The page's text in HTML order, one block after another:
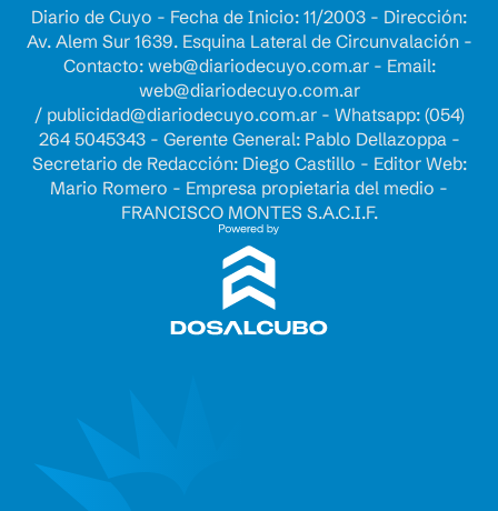
Diario de Cuyo - Fecha de Inicio: 11/2003 - Dirección:
Av. Alem Sur 1639. Esquina Lateral de Circunvalación -
Contacto: web@diariodecuyo.com.ar- Email:
web@diariodecuyo.com.ar
/ publicidad@diariodecuyo.com.ar- Whatsapp: (054)
264 5045343 - Gerente General: Pablo Dellazoppa -
Secretario de Redacción: Diego Castillo - Editor Web:
Mario Romero - Empresa propietaria del medio -
FRANCISCO MONTES S.A.C.I.F.